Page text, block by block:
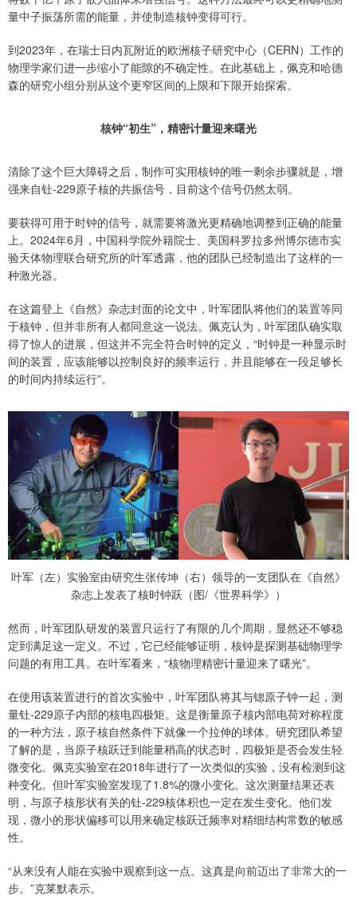
量中子振荡所需的能量，并使制造核钟变得可行。
到2023年，在瑞士日内瓦附近的欧洲核子研究中心（CERN）工作的
物理学家们进一步缩小了能隙的不确定性。在此基础上，佩克和哈德
森的研究小组分别从这个更窄区间的上限和下限开始探索。
核钟“初生”，精密计量迎来曙光
清除了这个巨大障碍之后，制作可实用核钟的唯一剩余步骤就是，增
强来自钍-229原子核的共振信号，目前这个信号仍然太弱。
要获得可用于时钟的信号，就需要将激光更精确地调整到正确的能量
上。2024年6月，中国科学院外籍院士、美国科罗拉多州博尔德市实
验天体物理联合研究所的叶军透露，他的团队已经制造出了这样的一
种激光器。
在这篇登上《自然》杂志封面的论文中，叶军团队将他们的装置等同
于核钟，但并非所有人都同意这一说法。佩克认为，叶军团队确实取
得了惊人的进展，但这并不完全符合时钟的定义，“时钟是一种显示时
间的装置，应该能够以控制良好的频率运行，并且能够在一段足够长
的时间内持续运行”。
叶军（左）实验室由研究生张传坤（右）领导的一支团队在《自然》
杂志上发表了核时钟跃（图/《世界科学》）
然而，叶军团队研发的装置只运行了有限的几个周期，显然还不够稳
定到满足这一定义。不过，它已经能够证明，核钟是探测基础物理学
问题的有用工具。在叶军看来，“核物理精密计量迎来了曙光”。
在使用该装置进行的首次实验中，叶军团队将其与锶原子钟一起，测
量钍-229原子内部的核电四极矩。这是衡量原子核内部电荷对称程度
的一种方法，原子核自然条件下就像一个拉伸的球体。研究团队希望
了解的是，当原子核跃迁到能量稍高的状态时，四极矩是否会发生轻
微变化。佩克实验室在2018年进行了一次类似的实验，没有检测到这
种变化。但叶军实验室发现了1.8%的微小变化。这次测量结果还表
明，与原子核形状有关的钍-229核体积也一定在发生变化。他们发
现，微小的形状偏移可以用来确定核跃迁频率对精细结构常数的敏感
性。
“从来没有人能在实验中观察到这一点。这真是向前迈出了非常大的一
步。”克莱默表示。